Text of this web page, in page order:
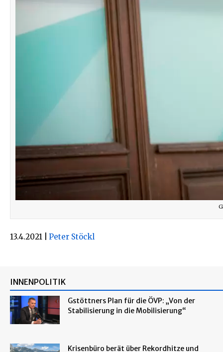
13.4.2021 Peter Stöckl
INNENPOLITIK
Gstöttners Plan für die ÖVP: „Von der
Stabilisierung in die Mobilisierung“
Krisenbüro berät über Rekordhitze und